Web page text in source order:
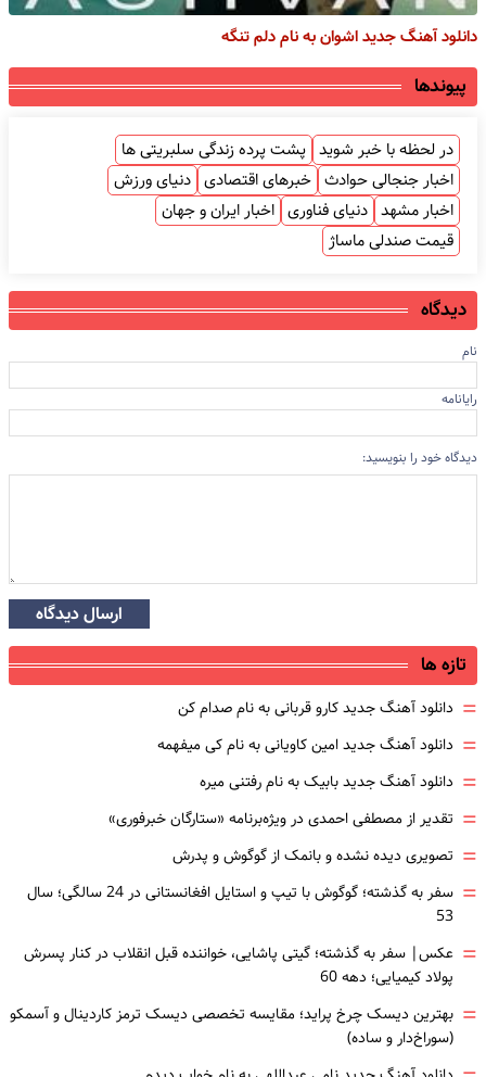
دانلود آهنگ جدید اشوان به نام دلم تنگه
پیوندها
در لحظه با خبر شوید پشت پرده زندگی سلبریتی ها
اخبار جنجالی حوادث خبرهای اقتصادی دنیای ورزش
اخبار مشهد دنیای فناوری اخبار ایران و جهان
قیمت صندلی ماساژ
دیدگاه
نام
رایانامه
دیدگاه خود را بنویسید:
ارسال دیدگاه
تازه ها
= دانلود آهنگ جدید کارو قربانی به نام صدام کن
= دانلود آهنگ جدید امین کاویانی به نام کی میفهمه
= دانلود آهنگ جدید بابیک به نام رفتنی میره
= تقدیر از مصطفی احمدی در ویژه‌برنامه «ستارگان خبرفوری»
= تصویری دیده نشده و بانمک از گوگوش و پدرش
=
سفر به گذشته؛ گوگوش با تیپ و استایل افغانستانی در 24 سالگی؛ سال
53
= عکس| سفر به گذشته؛ گیتی پاشایی، خواننده قبل انقلاب در کنار پسرش
پولاد کیمیایی؛ دهه 60
= بهترین دیسک چرخ پراید؛ مقایسه تخصصی دیسک ترمز کاردینال و آسمکو
(سوراخ‌دار و ساده)